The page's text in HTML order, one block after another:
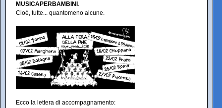
MUSICAPERBAMBINI .
Cioè, tutte... quantomeno alcune.
Ecco la lettera di accompagnamento: